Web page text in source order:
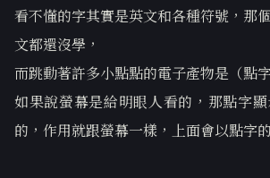
看不懂的字其實是英文和各種符號，那
文都還沒學，
而跳動著許多小點點的電子產物是（點
如果說螢幕是給明眼人看的，那點字
的，作用就跟螢幕一樣，上面會以點字